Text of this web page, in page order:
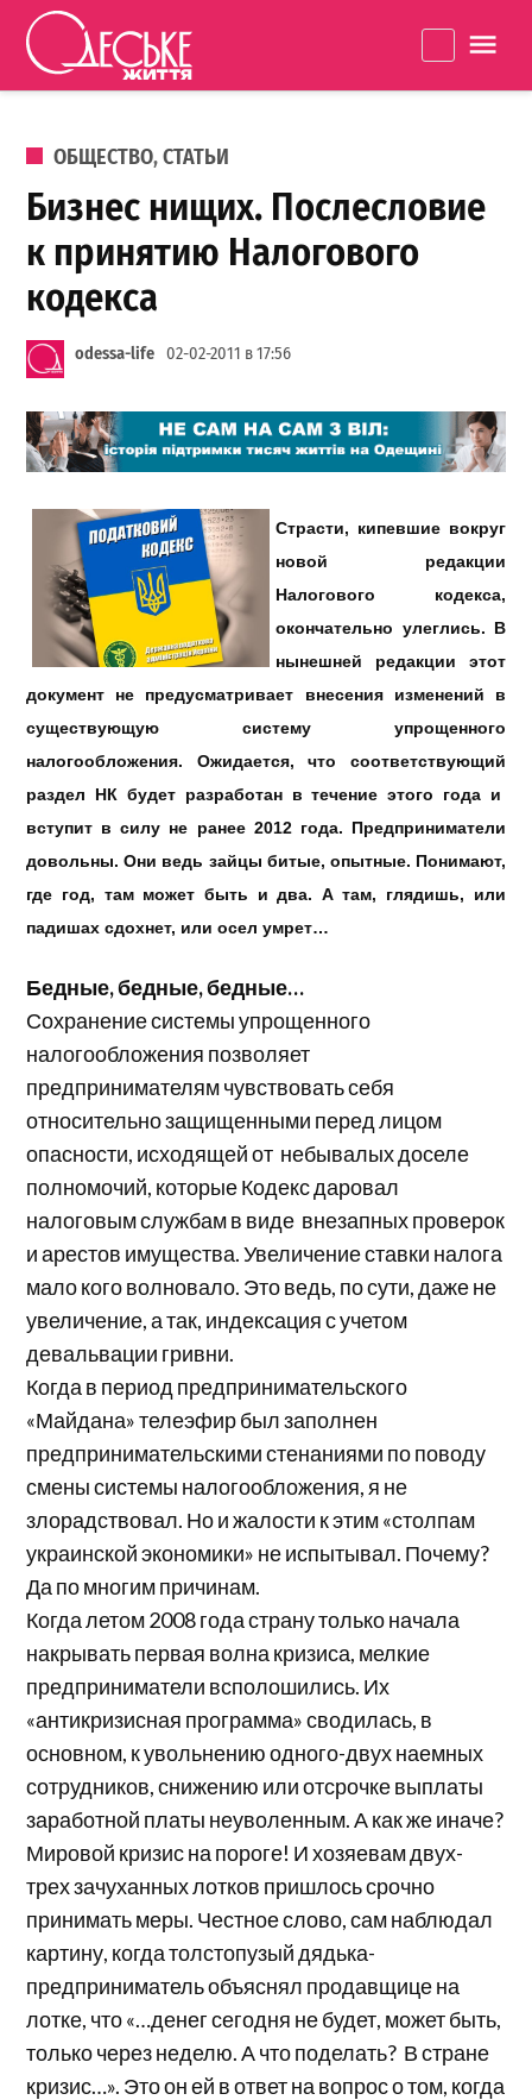
Перейти к содержанию
життя
ОПУБЛИКОВАНО В
ОБЩЕСТВО,СТАТЬИ
Бизнес нищих. Послесловие
к принятию Налогового
кодекса
odessa-life 02-02-2011 в 17:56
Страсти, кипевшие вокруг
новой редакции
Налогового кодекса,
окончательно улеглись. В
нынешней редакции этот
документ не предусматривает внесения изменений в
существующую систему упрощенного
налогообложения. Ожидается, что соответствующий
раздел НК будет разработан в течение этого года и
вступит в силу не ранее 2012 года. Предприниматели
довольны. Они ведь зайцы битые, опытные. Понимают,
где год, там может быть и два. А там, глядишь, или
падишах сдохнет, или осел умрет…
Бедные, бедные, бедные…
Сохранение системы упрощенного
налогообложения позволяет
предпринимателям чувствовать себя
относительно защищенными перед лицом
опасности, исходящей от небывалых доселе
полномочий, которые Кодекс даровал
налоговым службам в виде внезапных проверок
и арестов имущества. Увеличение ставки налога
мало кого волновало. Это ведь, по сути, даже не
увеличение, а так, индексация с учетом
девальвации гривни.
Когда в период предпринимательского
«Майдана» телеэфир был заполнен
предпринимательскими стенаниями по поводу
смены системы налогообложения, я не
злорадствовал. Но и жалости к этим «столпам
украинской экономики» не испытывал. Почему?
Да по многим причинам.
Когда летом 2008 года страну только начала
накрывать первая волна кризиса, мелкие
предприниматели всполошились. Их
«антикризисная программа» сводилась, в
основном, к увольнению одного-двух наемных
сотрудников, снижению или отсрочке выплаты
заработной платы неуволенным. А как же иначе?
Мировой кризис на пороге! И хозяевам двух-
трех зачуханных лотков пришлось срочно
принимать меры. Честное слово, сам наблюдал
картину, когда толстопузый дядька-
предприниматель объяснял продавщице на
лотке, что «…денег сегодня не будет, может быть,
только через неделю. А что поделать? В стране
кризис…». Это он ей в ответ на вопрос о том, когда